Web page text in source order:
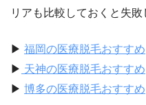
リアも比較しておくと失敗
▶ 福岡の医療脱毛おすすめ
▶ 天神の医療脱毛おすすめ
▶ 博多の医療脱毛おすすめ